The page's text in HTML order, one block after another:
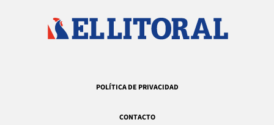
POLÍTICA DE PRIVACIDAD
CONTACTO